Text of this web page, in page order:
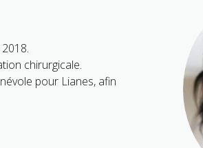
chirurgicale.
pour Lianes, afin